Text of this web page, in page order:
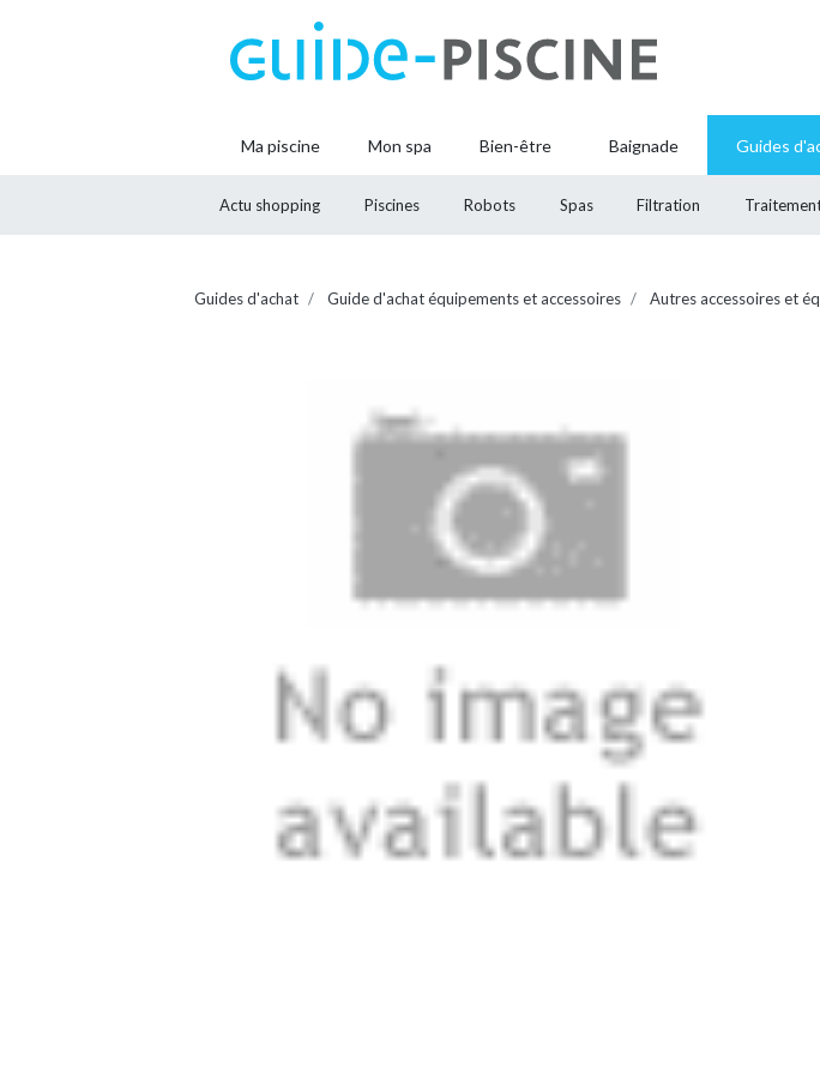
Ma piscine Mon spa Bien-être Baignade Guides
Actu shopping Piscines Robots Spas Filtration
Guides d'achat Guide d'achat équipements et accessoires Autres accessoires et